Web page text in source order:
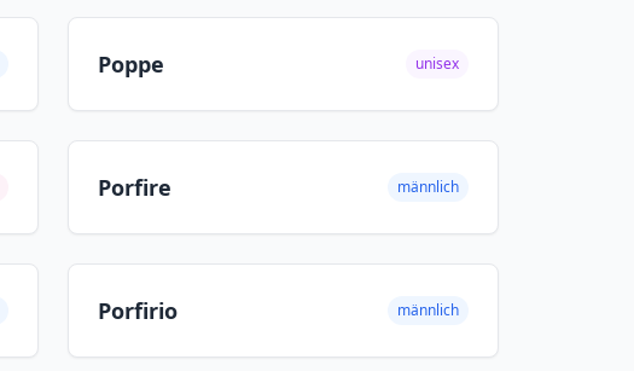
Poppe unisex
Porfire männlich
Porfirio männlich